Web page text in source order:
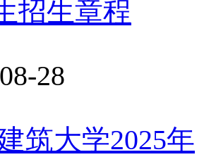
招生章程
28
筑大学2025年